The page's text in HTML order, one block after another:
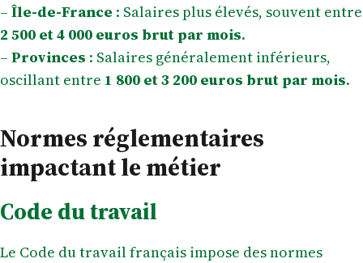
– Île-de-France : Salaires plus élevés, souvent entre
2 500 et 4 000 euros brut par mois.
– Provinces : Salaires généralement inférieurs,
oscillant entre 1 800 et 3 200 euros brut par mois.
Normes réglementaires
impactant le métier
Code du travail
Le Code du travail français impose des normes